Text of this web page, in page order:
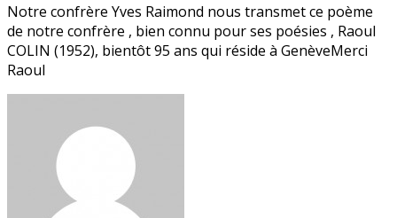
Notre confrère Yves Raimond nous transmet ce poème
de notre confrère , bien connu pour ses poésies , Raoul
COLIN (1952), bientôt 95 ans qui réside à GenèveMerci
Raoul